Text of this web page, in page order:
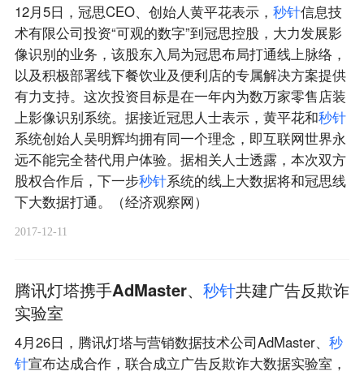
12月5日，冠思CEO、创始人黄平花表示， 秒针信息技
术有限公司投资“可观的数字”到冠思控股，大力发展影
像识别的业务，该股东入局为冠思布局打通线上脉络，
以及积极部署线下餐饮业及便利店的专属解决方案提供
有力支持。这次投资目标是在一年内为数万家零售店装
上影像识别系统。据接近冠思人士表示，黄平花和秒针
系统创始人吴明辉均拥有同一个理念，即互联网世界永
远不能完全替代用户体验。据相关人士透露，本次双方
股权合作后，下一步秒针系统的线上大数据将和冠思线
下大数据打通。（经济观察网）
2017-12-11
腾讯灯塔携手AdMaster、 秒针共建广告反欺诈
实验室
4月26日，腾讯灯塔与营销数据技术公司AdMaster、 秒
针宣布达成合作，联合成立广告反欺诈大数据实验室，